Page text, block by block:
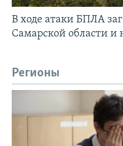
В ходе атаки БПЛА
Самарской области и
Регионы